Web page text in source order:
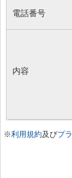
電話番号
内容
※利用規約及びプ